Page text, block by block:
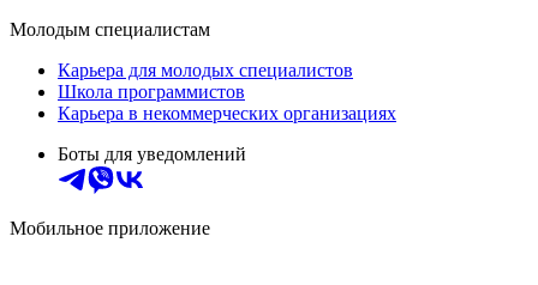
Молодым специалистам
Карьера для молодых специалистов
Школа программистов
Карьера в некоммерческих организациях
Боты для уведомлений
Мобильное приложение